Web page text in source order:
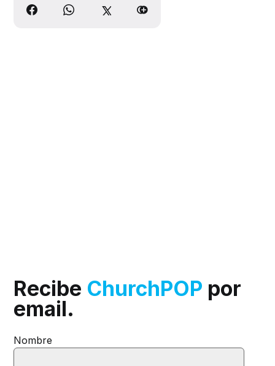
Recibe ChurchPOP por
email.
Nombre